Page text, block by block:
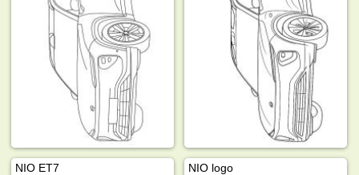
NIO ET7 NIO logo